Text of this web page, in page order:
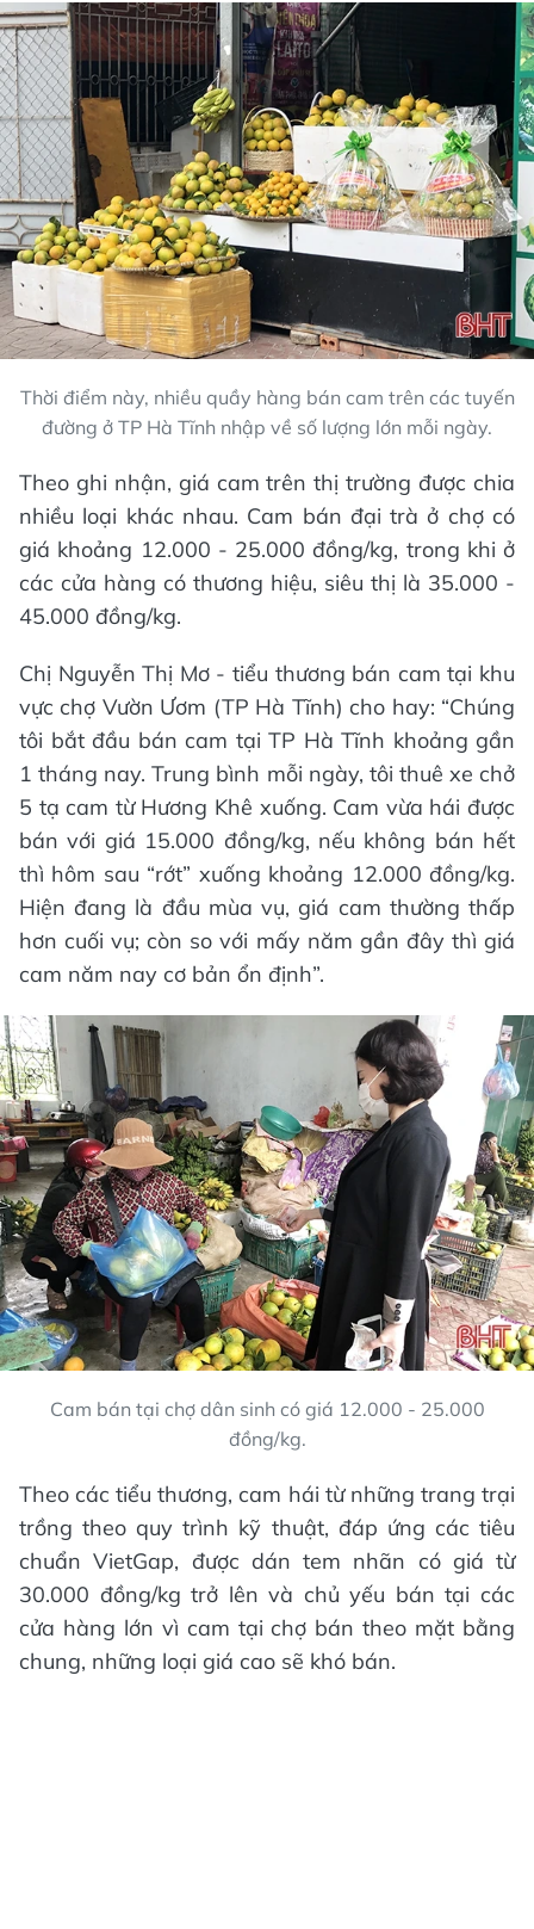
Thời điểm này, nhiều quầy hàng bán cam trên các tuyến
đường ở TP Hà Tĩnh nhập về số lượng lớn mỗi ngày.
Theo ghi nhận, giá cam trên thị trường được chia
nhiều loại khác nhau. Cam bán đại trà ở chợ có
giá khoảng 12.000 - 25.000 đồng/kg, trong khi ở
các cửa hàng có thương hiệu, siêu thị là 35.000 -
45.000 đồng/kg.
Chị Nguyễn Thị Mơ - tiểu thương bán cam tại khu
vực chợ Vườn Ươm (TP Hà Tĩnh) cho hay: “Chúng
tôi bắt đầu bán cam tại TP Hà Tĩnh khoảng gần
1 tháng nay. Trung bình mỗi ngày, tôi thuê xe chở
5 tạ cam từ Hương Khê xuống. Cam vừa hái được
bán với giá 15.000 đồng/kg, nếu không bán hết
thì hôm sau “rớt” xuống khoảng 12.000 đồng/kg.
Hiện đang là đầu mùa vụ, giá cam thường thấp
hơn cuối vụ; còn so với mấy năm gần đây thì giá
cam năm nay cơ bản ổn định”.
Cam bán tại chợ dân sinh có giá 12.000 - 25.000
đồng/kg.
Theo các tiểu thương, cam hái từ những trang trại
trồng theo quy trình kỹ thuật, đáp ứng các tiêu
chuẩn VietGap, được dán tem nhãn có giá từ
30.000 đồng/kg trở lên và chủ yếu bán tại các
cửa hàng lớn vì cam tại chợ bán theo mặt bằng
chung, những loại giá cao sẽ khó bán.